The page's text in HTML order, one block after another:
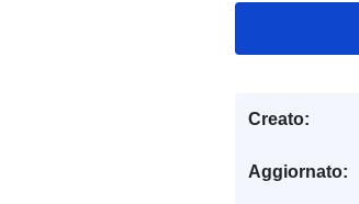
Creato:
Aggiornato: